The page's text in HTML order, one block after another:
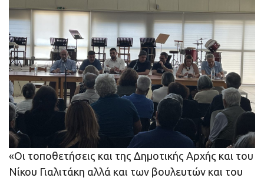
«Οι τοποθετήσεις και της Δημοτικής Αρχής και του
Νίκου Γιαλιτάκη αλλά και των βουλευτών και του